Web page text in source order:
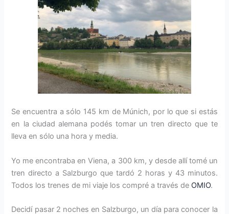
Se encuentra a sólo 145 km de Múnich, por lo que si estás
en la ciudad alemana podés tomar un tren directo que te
lleva en sólo una hora y media.
Yo me encontraba en Viena, a 300 km, y desde allí tomé un
tren directo a Salzburgo que tardó 2 horas y 43 minutos.
Todos los trenes de mi viaje los compré a través de OMIO.
Decidí pasar 2 noches en Salzburgo, un día para conocer la